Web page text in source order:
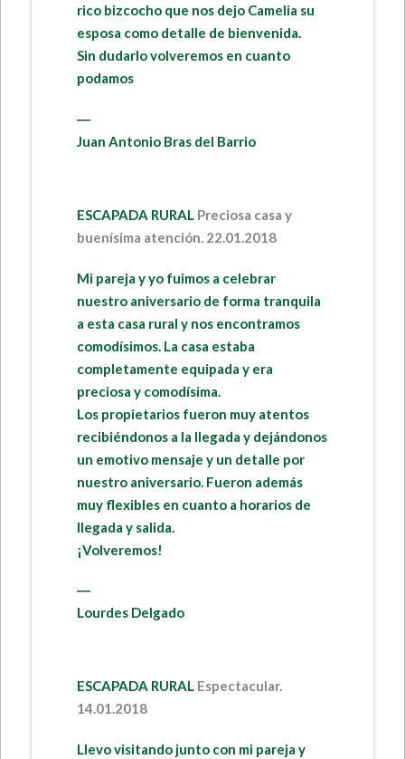
rico bizcocho que nos dejo Camelia su
esposa como detalle de bienvenida.
Sin dudarlo volveremos en cuanto
podamos
―
Juan Antonio Bras del Barrio
ESCAPADA RURAL Preciosa casa y
buenísima atención. 22.01.2018
Mi pareja y yo fuimos a celebrar
nuestro aniversario de forma tranquila
a esta casa rural y nos encontramos
comodísimos. La casa estaba
completamente equipada y era
preciosa y comodísima.
Los propietarios fueron muy atentos
recibiéndonos a la llegada y dejándonos
un emotivo mensaje y un detalle por
nuestro aniversario. Fueron además
muy flexibles en cuanto a horarios de
llegada y salida.
¡Volveremos!
―
Lourdes Delgado
ESCAPADA RURAL Espectacular.
14.01.2018
Llevo visitando junto con mi pareja y